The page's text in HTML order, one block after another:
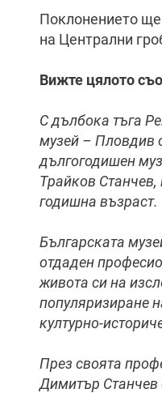
Поклонението ще
на Централни
Вижте цялото
С дълбока тъга
музей – Пловдив
дългогодишен
Трайков Станчев,
годишна възраст.
Българската
отдаден
живота си на
популяризиране
културно-
През своята
Димитър Станчев